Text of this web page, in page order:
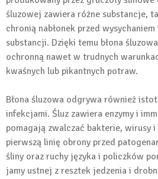
śluzowej zawiera różne substancje,
chronią nabłonek przed
substancji. Dzięki temu błona
ochronną nawet w trudnych
kwaśnych lub pikantnych potraw.
Błona śluzowa odgrywa również
infekcjami. Śluz zawiera enzymy i
pomagają zwalczać bakterie, wirusy
pierwszą linię obrony przed
śliny oraz ruchy języka i policzków
jamy ustnej z resztek jedzenia i